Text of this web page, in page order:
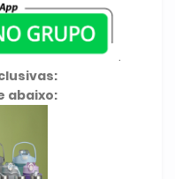
.
abaixo: